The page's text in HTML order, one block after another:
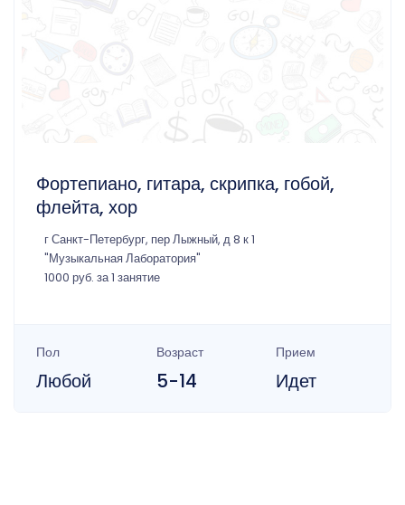
Фортепиано, гитара, скрипка, гобой,
флейта, хор
г Санкт-Петербург, пер Лыжный, д 8 к 1
"Музыкальная Лаборатория"
1000 руб. за 1 занятие
Пол
Любой
Возраст
5-14
Прием
Идет